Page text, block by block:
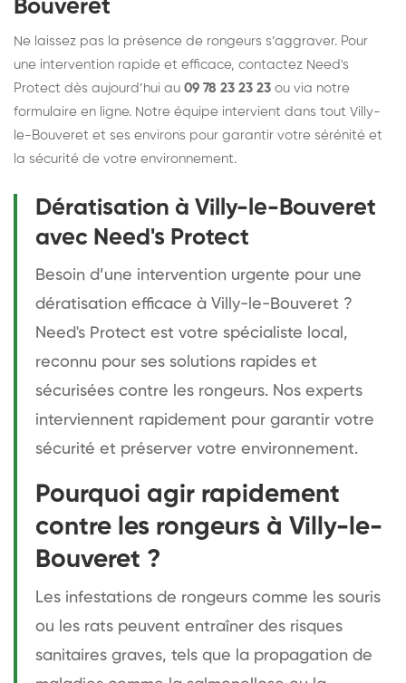
Bouveret
Ne laissez pas la présence de rongeurs s’aggraver. Pour
une intervention rapide et efficace, contactez Need's
Protect dès aujourd’hui au 09 78 23 23 23 ou via notre
formulaire en ligne. Notre équipe intervient dans tout Villy-
le-Bouveret et ses environs pour garantir votre sérénité et
la sécurité de votre environnement.
Dératisation à Villy-le-Bouveret
avec Need's Protect
Besoin d’une intervention urgente pour une
dératisation efficace à Villy-le-Bouveret ?
Need's Protect est votre spécialiste local,
reconnu pour ses solutions rapides et
sécurisées contre les rongeurs. Nos experts
interviennent rapidement pour garantir votre
sécurité et préserver votre environnement.
Pourquoi agir rapidement
contre les rongeurs à Villy-le-
Bouveret ?
Les infestations de rongeurs comme les souris
ou les rats peuvent entraîner des risques
sanitaires graves, tels que la propagation de